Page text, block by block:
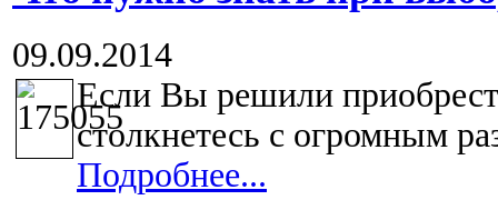
09.09.2014
Если Вы решили
столкнетесь с огромным
Подробнее...